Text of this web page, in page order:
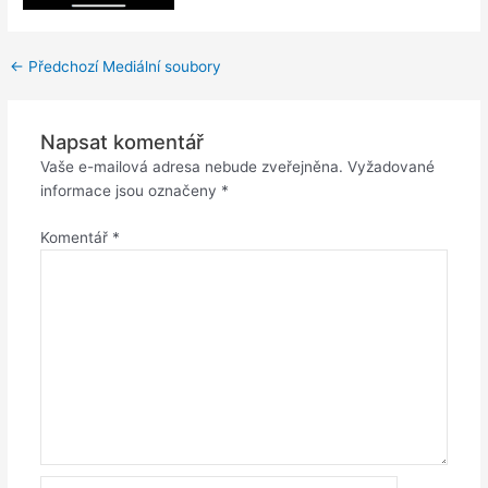
← Předchozí Mediální soubory
Napsat komentář
Vaše e-mailová adresa nebude zveřejněna. Vyžadované
informace jsou označeny *
Komentář *